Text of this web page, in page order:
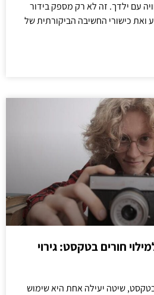
עם ילדך. זה לא רק מספק בידור
כישורי החשיבה הביקורתית של
חורים בטקסט: גירוי
שיטה יעילה אחת היא שימוש